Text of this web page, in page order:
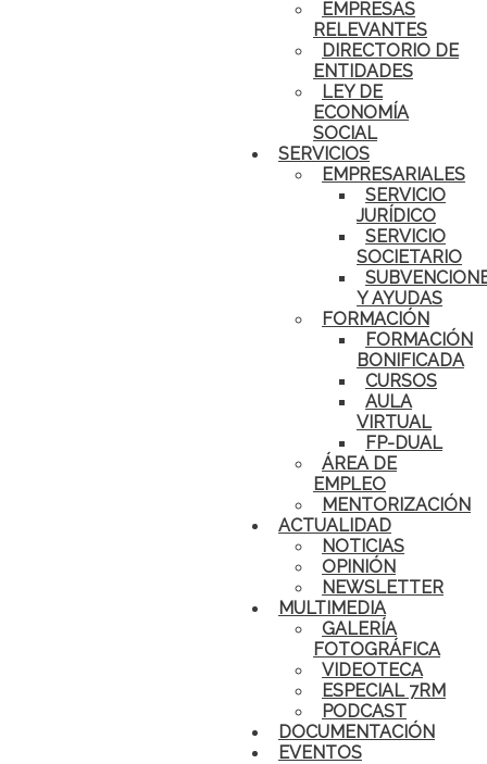
EMPRESAS
RELEVANTES
DIRECTORIO DE
ENTIDADES
LEY DE
ECONOMÍA
SOCIAL
SERVICIOS
EMPRESARIALES
SERVICIO
JURÍDICO
SERVICIO
SOCIETARIO
Y AYUDAS
FORMACIÓN
FORMACIÓN
BONIFICADA
CURSOS
AULA
VIRTUAL
FP-DUAL
ÁREA DE
EMPLEO
MENTORIZACIÓN
ACTUALIDAD
NOTICIAS
OPINIÓN
NEWSLETTER
MULTIMEDIA
GALERÍA
FOTOGRÁFICA
VIDEOTECA
ESPECIAL 7RM
PODCAST
DOCUMENTACIÓN
EVENTOS